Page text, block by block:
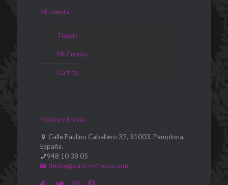
Mi cuenta
Tienda
Mi Cuenta
Carrito
Pasión y Fresas
Calle Paulino Caballero 32, 31003, Pamplona,
España.
948 10 38 05
desire@pasionyfresas.com